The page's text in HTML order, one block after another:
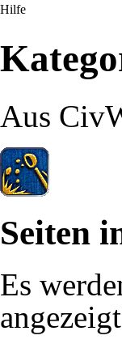
Hilfe
Aus
Seiten
Es